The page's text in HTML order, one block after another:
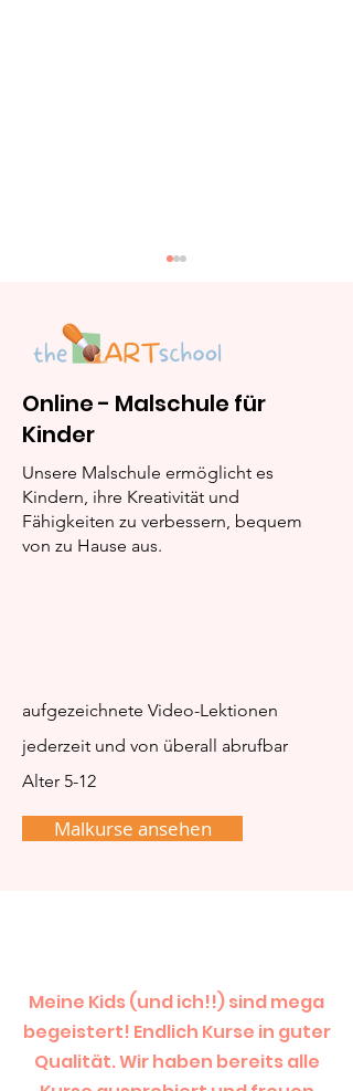
Kerze: Schritt-für-
Schritt Malanleitung
Online - Malschule für
Kinder
Unsere Malschule ermöglicht es
Kindern, ihre Kreativität und
Fähigkeiten zu verbessern, bequem
von zu Hause aus.
aufgezeichnete Video-Lektionen
jederzeit und von überall abrufbar
Alter 5-12
Malkurse ansehen
Meine Kids (und ich!!) sind mega
begeistert! Endlich Kurse in guter
Qualität. Wir haben bereits alle